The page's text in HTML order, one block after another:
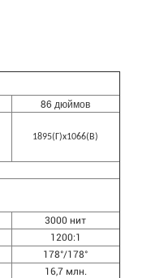
86 дюймов
1895(Г)x1066(В)
3000 нит
1200:1
178°/178°
16,7 млн.